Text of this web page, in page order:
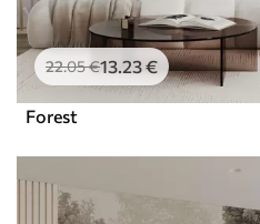
22.05€13.23€
Forest